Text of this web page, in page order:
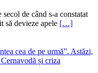
de când s-a constatat
să devieze apele […]
cea de pe urmă”. Astăzi,
și criza